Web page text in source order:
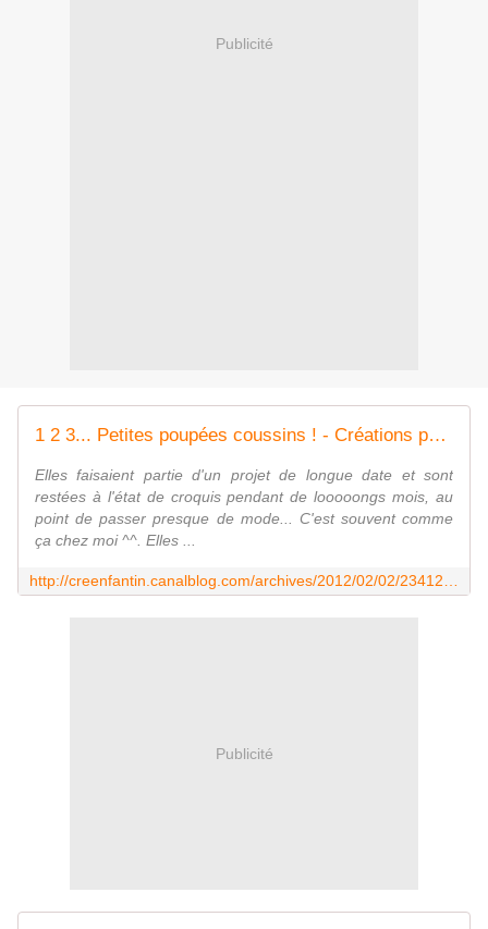
Publicité
1 2 3... Petites poupées coussins ! - Créations pour enfants et +
Elles faisaient partie d'un projet de longue date et sont
restées à l'état de croquis pendant de looooongs mois, au
point de passer presque de mode... C'est souvent comme
ça chez moi ^^. Elles ...
Publicité